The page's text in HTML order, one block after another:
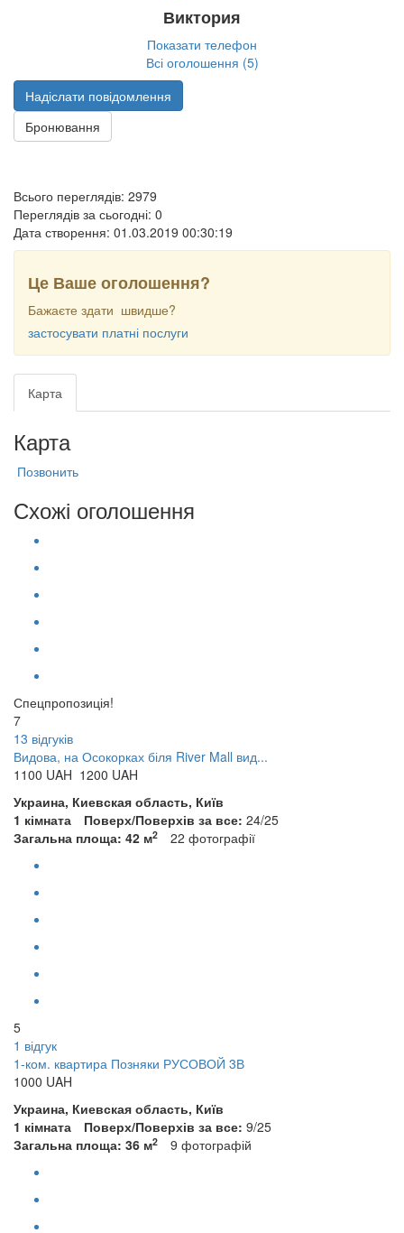
Виктория
Показати телефон
Всі оголошення (5)
Надіслати повідомлення
Бронювання
Всього переглядів: 2979
Переглядів за сьогодні: 0
Дата створення: 01.03.2019 00:30:19
Це Ваше оголошення?
Бажаєте здати швидше?
застосувати платні послуги
Карта
Карта
Позвонить
Схожі оголошення
Спецпропозиція!
7
13 відгуків
Видова, на Осокорках біля River Mall вид...
1100 UAH 1200 UAH
Украина, Киевская область, Київ
1 кімната
Поверх/Поверхів за все: 24/25
Загальна площа: 42 м2 22 фотографії
5
1 відгук
1-ком. квартира Позняки РУСОВОЙ 3В
1000 UAH
Украина, Киевская область, Київ
1 кімната
Поверх/Поверхів за все: 9/25
Загальна площа: 36 м2 9 фотографій